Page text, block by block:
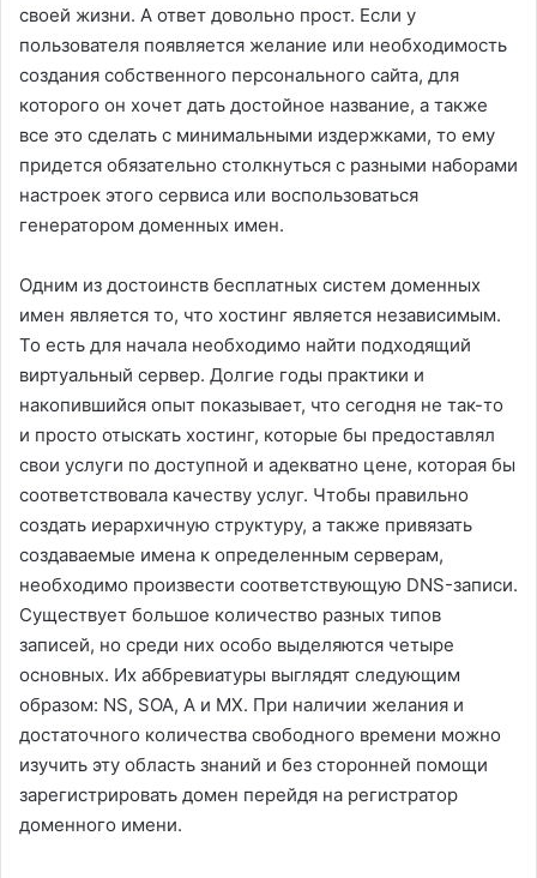
своей жизни. А ответ довольно прост. Если у
пользователя появляется желание или необходимость
создания собственного персонального сайта, для
которого он хочет дать достойное название, а также
все это сделать с минимальными издержками, то ему
придется обязательно столкнуться с разными наборами
настроек этого сервиса или воспользоваться
генератором доменных имен.
Одним из достоинств бесплатных систем доменных
имен является то, что хостинг является независимым.
То есть для начала необходимо найти подходящий
виртуальный сервер. Долгие годы практики и
накопившийся опыт показывает, что сегодня не так-то
и просто отыскать хостинг, которые бы предоставлял
свои услуги по доступной и адекватно цене, которая бы
соответствовала качеству услуг. Чтобы правильно
создать иерархичную структуру, а также привязать
создаваемые имена к определенным серверам,
необходимо произвести соответствующую DNS-записи.
Существует большое количество разных типов
записей, но среди них особо выделяются четыре
основных. Их аббревиатуры выглядят следующим
образом: NS, SOA, A и MX. При наличии желания и
достаточного количества свободного времени можно
изучить эту область знаний и без сторонней помощи
зарегистрировать домен перейдя на регистратор
доменного имени.